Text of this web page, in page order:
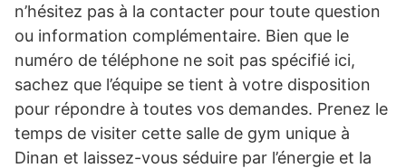
n’hésitez pas à la contacter pour toute question
ou information complémentaire. Bien que le
numéro de téléphone ne soit pas spécifié ici,
sachez que l’équipe se tient à votre disposition
pour répondre à toutes vos demandes. Prenez le
temps de visiter cette salle de gym unique à
Dinan et laissez-vous séduire par l’énergie et la